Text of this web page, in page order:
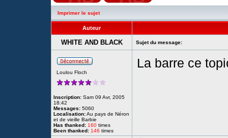
Imprimer le sujet
Auteur
WHITE AND BLACK Sujet du message:
Loulou Floch
Inscription: Sam 09 Avr, 2005
18:42
Messages: 5060
Localisation:Au pays de Néron
et de vieille Barbie
Has thanked: 160 times
Been thanked: 146 times
La barre ce